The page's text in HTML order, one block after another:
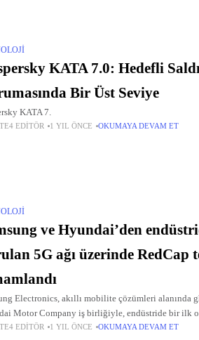
KATA 7.0: Hedefli
Bir Üst Seviye
KATA 7.
EDITÖR 1 YIL ÖNCE OKUMAYA DEVAM ET
ve Hyundai’den
5G ağı üzerinde RedCap
Electronics, akıllı mobilite çözümleri alanında
Motor Company iş birliğiyle, endüstride bir ilk
uçtan uca Reduced Capacity (RedCap)
EDITÖR 1 YIL ÖNCE OKUMAYA DEVAM ET